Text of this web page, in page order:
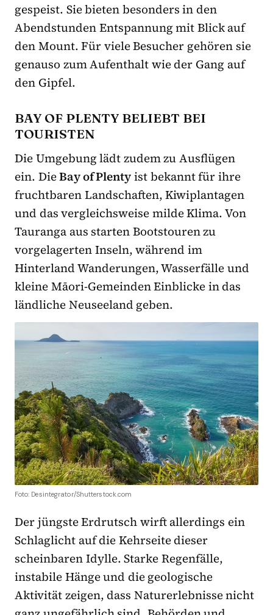
gespeist. Sie bieten besonders in den
Abendstunden Entspannung mit Blick auf
den Mount. Für viele Besucher gehören sie
genauso zum Aufenthalt wie der Gang auf
den Gipfel.
BAY OF PLENTY BELIEBT BEI
TOURISTEN
Die Umgebung lädt zudem zu Ausflügen
ein. DieBay of Plentyist bekannt für ihre
fruchtbaren Landschaften, Kiwiplantagen
und das vergleichsweise milde Klima. Von
Tauranga aus starten Bootstouren zu
vorgelagerten Inseln, während im
Hinterland Wanderungen, Wasserfälle und
kleine Māori-Gemeinden Einblicke in das
ländliche Neuseeland geben.
Foto: Desintegrator/Shutterstock.com
Der jüngste Erdrutsch wirft allerdings ein
Schlaglicht auf die Kehrseite dieser
scheinbaren Idylle. Starke Regenfälle,
instabile Hänge und die geologische
Aktivität zeigen, dass Naturerlebnisse nicht